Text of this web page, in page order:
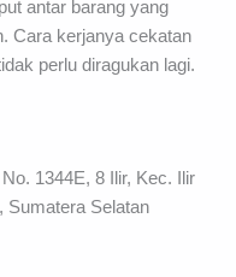
antar barang yang
Cara kerjanya cekatan
perlu diragukan lagi.
1344E, 8 Ilir, Kec. Ilir
Sumatera Selatan